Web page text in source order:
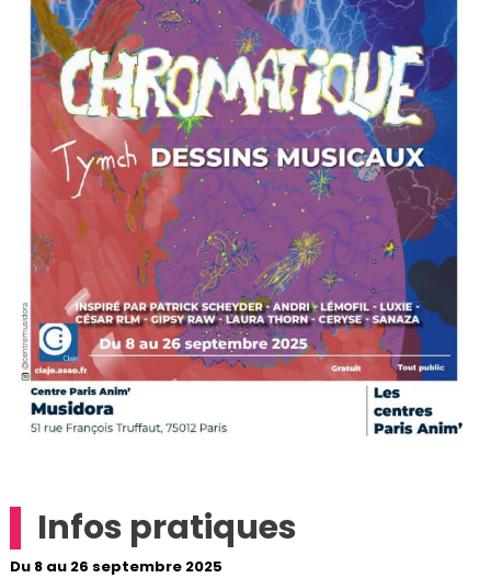
Infos pratiques
Du 8 au 26 septembre 2025